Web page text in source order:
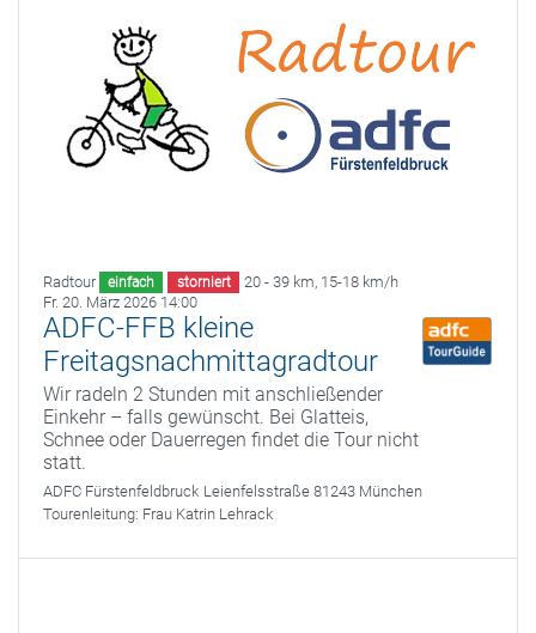
Radtour einfach storniert 20 - 39 km, 15-18 km/h
Fr. 20. März 2026 14:00
ADFC-FFB kleine
Freitagsnachmittagradtour
Wir radeln 2 Stunden mit anschließender
Einkehr – falls gewünscht. Bei Glatteis,
Schnee oder Dauerregen findet die Tour nicht
statt.
ADFC Fürstenfeldbruck Leienfelsstraße 81243 München
Tourenleitung: Frau Katrin Lehrack